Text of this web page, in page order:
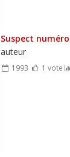
Suspect
auteur
1993 1 vote